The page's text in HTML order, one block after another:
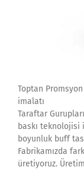
Toptan
imalatı
Taraftar
baskı
boyunluk buff
Fabrikamızda
üretiyoruz.